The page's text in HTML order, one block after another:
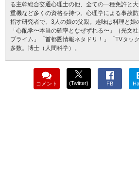
る主幹総合交通心理士の他、全ての一種免許と
重機など多くの資格を持つ。心理学による事故
指す研究者で、3人の娘の父親。趣味は料理と娘
「心配学〜本当の確率となぜずれる〜」（光文
プライム」「首都圏情報ネタドリ！」「TVタッ
多数。博士（人間科学）。
コメント (Twitter) FB